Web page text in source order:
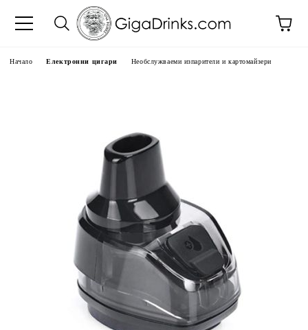
Начало Електронни цигари Необслужваеми изпарители и картомайзери